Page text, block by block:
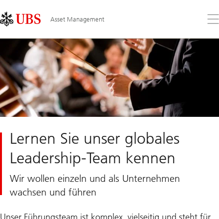
Links
Area
Asset Management
Sie
Lernen Sie unser globales
Leadership-Team kennen
Wir wollen einzeln und als Unternehmen
wachsen und führen